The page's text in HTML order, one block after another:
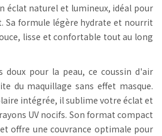
éclat naturel et lumineux, idéal pour
Sa formule légère hydrate et nourrit
lisse et confortable tout au long
doux pour la peau, ce coussin d'air
du maquillage sans effet masque.
intégrée, il sublime votre éclat et
UV nocifs. Son format compact
offre une couvrance optimale pour